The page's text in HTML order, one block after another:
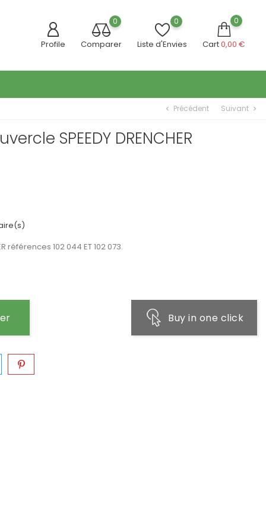
Profile
0
Comparer
0
Liste d'Envies
0
Cart0,00 €
chevron_left Précédent Suivant chevron_right
SPEEDY DRENCHER
références 102 044 ET 102 073.
Buy in one click